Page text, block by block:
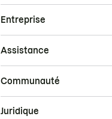
Entreprise
Assistance
Communauté
Juridique